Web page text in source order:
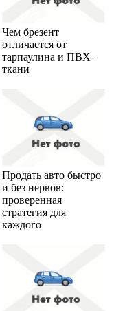
Чем брезент
отличается от
тарпаулина и ПВХ-
ткани
Продать авто быстро
и без нервов:
проверенная
стратегия для
каждого